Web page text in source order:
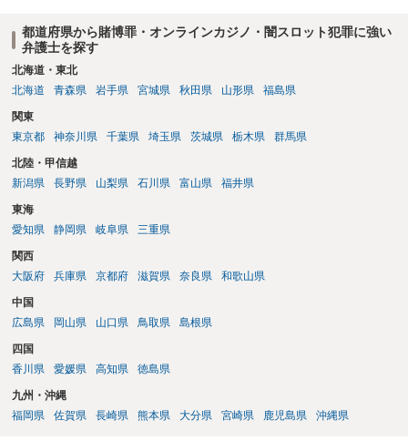
都道府県から賭博罪・オンラインカジノ・闇スロット犯罪に強い
弁護士を探す
北海道・東北
北海道
青森県 岩手県 宮城県 秋田県 山形県 福島県
関東
東京都
神奈川県 千葉県 埼玉県 茨城県 栃木県 群馬県
北陸・甲信越
新潟県
長野県 山梨県 石川県 富山県 福井県
東海
愛知県
静岡県 岐阜県 三重県
関西
大阪府
兵庫県 京都府 滋賀県 奈良県 和歌山県
中国
広島県
岡山県 山口県 鳥取県 島根県
四国
香川県
愛媛県 高知県 徳島県
九州・沖縄
福岡県
佐賀県 長崎県 熊本県 大分県 宮崎県 鹿児島県 沖縄県